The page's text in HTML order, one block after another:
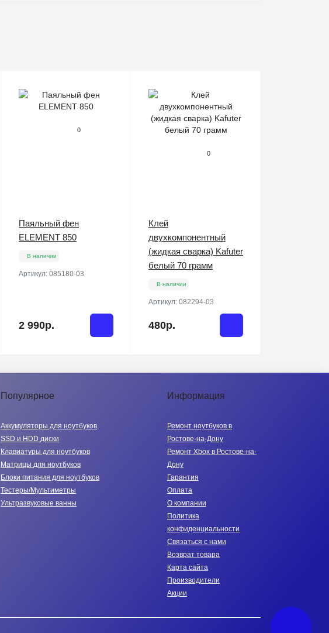
0
Паяльный фен
ELEMENT 850
В наличии
Артикул: 085180-03
2 990р.
0
Клей
двухкомпонентный
(жидкая сварка) Kafuter
белый 70 грамм
В наличии
Артикул: 082294-03
480р.
Популярное
Аккумуляторы для ноутбуков
SSD и HDD диски
Клавиатуры для ноутбуков
Матрицы для ноутбуков
Блоки питания для ноутбуков
Тестеры/Мультиметры
Ультразвуковые ванны
Информация
Ремонт ноутбуков в
Ростове-на-Дону
Ремонт Xbox в Ростове-на-
Дону
Гарантия
Оплата
О компании
Политика
конфиденциальности
Связаться с нами
Возврат товара
Карта сайта
Производители
Акции